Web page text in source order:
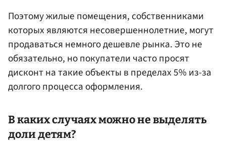
Поэтому жилые помещения, собственниками
которых являются несовершеннолетние, могут
продаваться немного дешевле рынка. Это не
обязательно, но покупатели часто просят
дисконт на такие объекты в пределах 5% из-за
долгого процесса оформления.
В каких случаях можно не выделять
доли детям?